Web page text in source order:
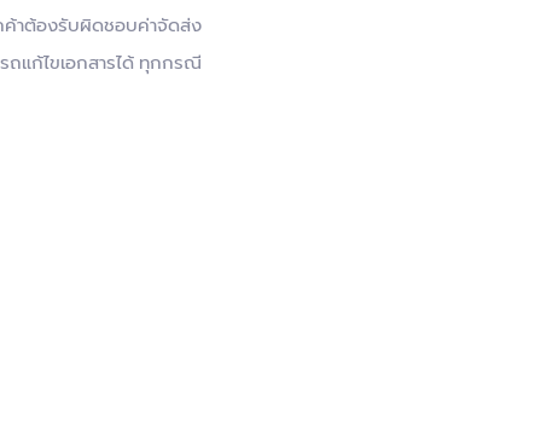
ค้าต้องรับผิดชอบค่าจัดส่ง
รถแก้ไขเอกสารได้ ทุกกรณี